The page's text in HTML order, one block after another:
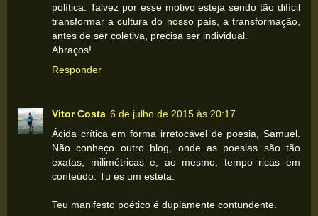
política. Talvez por esse motivo esteja sendo tão difícil
transformar a cultura do nosso país, a transformação,
antes de ser coletiva, precisa ser individual.
Abraços!
Responder
Vitor Costa 6 de julho de 2015 às 20:17
Ácida crítica em forma irretocável de poesia, Samuel.
Não conheço outro blog, onde as poesias são tão
exatas, milimétricas e, ao mesmo, tempo ricas em
conteúdo. Tu és um esteta.
Teu manifesto poético é duplamente contundente.